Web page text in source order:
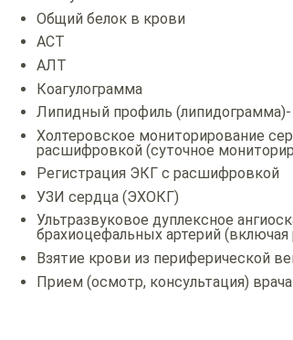
Общий белок в крови
АСТ
АЛТ
Коагулограмма
Липидный профиль
Холтеровское мониторирование
расшифровкой (суточное
Регистрация ЭКГ с расшифровкой
УЗИ сердца (ЭХОКГ)
Ультразвуковое дуплексное
брахиоцефальных артерий
Взятие крови из периферической
Прием (осмотр, консультация)